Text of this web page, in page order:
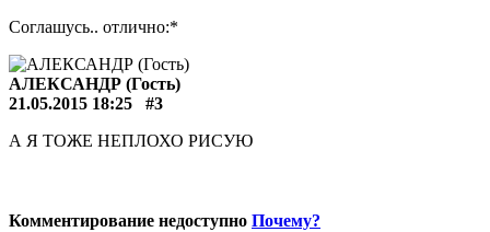
Соглашусь.. отлично:*
АЛЕКСАНДР (Гость)
21.05.2015 18:25
#3
А Я ТОЖЕ НЕПЛОХО РИСУЮ
Комментирование недоступно Почему?